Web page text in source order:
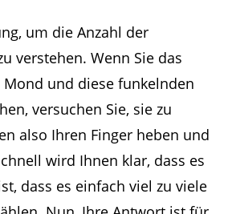
um die Anzahl der
verstehen. Wenn Sie das
und diese funkelnden
versuchen Sie, sie zu
also Ihren Finger heben und
wird Ihnen klar, dass es
dass es einfach viel zu viele